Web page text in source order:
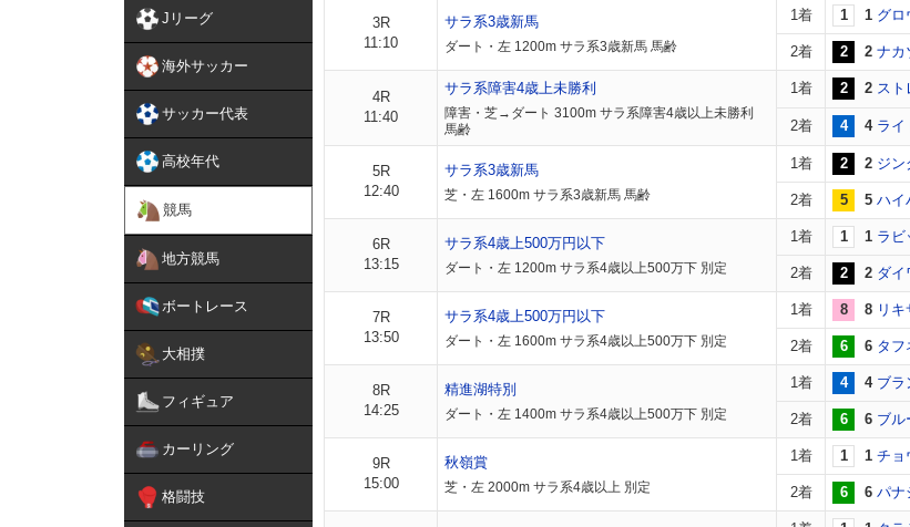
Jリーグ
海外サッカー
サッカー代表
高校年代
競馬
地方競馬
ボートレース
大相撲
フィギュア
カーリング
格闘技
3R
11:10
サラ系3歳新馬
ダート・左 1200m サラ系3歳新馬 馬齢
1着 1 1 グロ
2着 2 2 ナカ
4R
11:40
サラ系障害4歳上未勝利
障害・芝→ダート 3100m サラ系障害4歳以上未勝利
馬齢
1着 2 2 スト
2着 4 4 ライ
5R
12:40
サラ系3歳新馬
芝・左 1600m サラ系3歳新馬 馬齢
1着 2 2 ジン
2着 5 5 ハイ
6R
13:15
サラ系4歳上500万円以下
ダート・左 1200m サラ系4歳以上500万下 別定
1着 1 1 ラビ
2着 2 2 ダイ
7R
13:50
サラ系4歳上500万円以下
ダート・左 1600m サラ系4歳以上500万下 別定
1着 8 8 リ
2着 6 6 タフ
8R
14:25
精進湖特別
ダート・左 1400m サラ系4歳以上500万下 別定
1着 4 4 ブラ
2着 6 6 ブル
9R
15:00
秋嶺賞
芝・左 2000m サラ系4歳以上 別定
1着 1 1 チョ
2着 6 6 パナ